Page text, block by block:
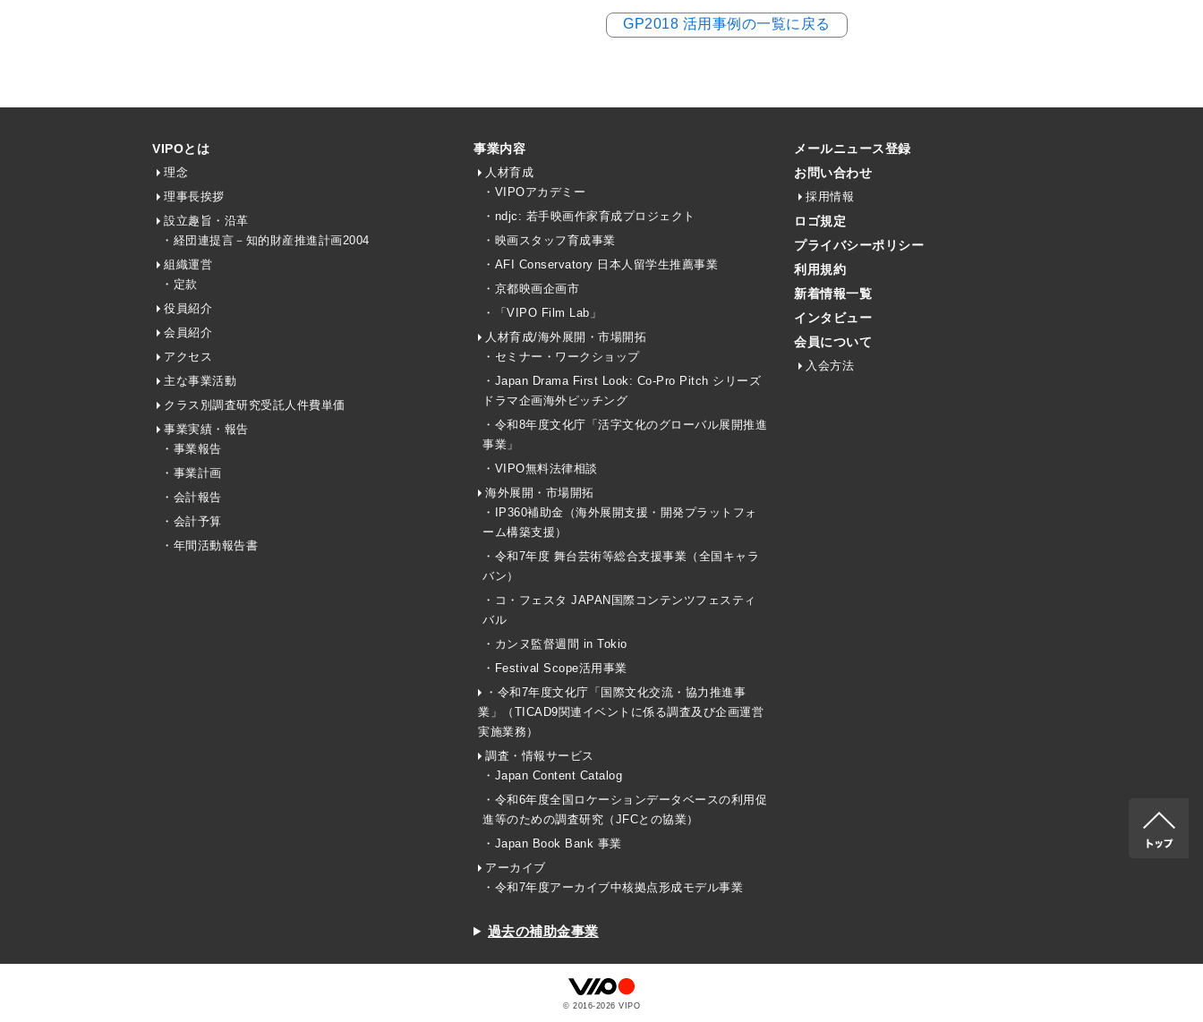
GP2018 活用事例の一覧に戻る
VIPOとは
理念
理事長挨拶
設立趣旨・沿革
・経団連提言－知的財産推進計画2004
組織運営
・定款
役員紹介
会員紹介
アクセス
主な事業活動
クラス別調査研究受託人件費単価
事業実績・報告
・事業報告
・事業計画
・会計報告
・会計予算
・年間活動報告書
事業内容
人材育成
・VIPOアカデミー
・ndjc: 若手映画作家育成プロジェクト
・映画スタッフ育成事業
・AFI Conservatory 日本人留学生推薦事業
・京都映画企画市
・「VIPO Film Lab」
人材育成/海外展開・市場開拓
・セミナー・ワークショップ
・Japan Drama First Look: Co-Pro Pitch シリーズ
ドラマ企画海外ピッチング
・令和8年度文化庁「活字文化のグローバル展開推進
事業」
・VIPO無料法律相談
海外展開・市場開拓
・IP360補助金（海外展開支援・開発プラットフォ
ーム構築支援）
・令和7年度 舞台芸術等総合支援事業（全国キャラ
バン）
・コ・フェスタ JAPAN国際コンテンツフェスティ
バル
・カンヌ監督週間 in Tokio
・Festival Scope活用事業
・令和7年度文化庁「国際文化交流・協力推進事
業」（TICAD9関連イベントに係る調査及び企画運営
実施業務）
調査・情報サービス
・Japan Content Catalog
・令和6年度全国ロケーションデータベースの利用促
進等のための調査研究（JFCとの協業）
・Japan Book Bank 事業
アーカイブ
・令和7年度アーカイブ中核拠点形成モデル事業
過去の補助金事業
メールニュース登録
お問い合わせ
採用情報
ロゴ規定
プライバシーポリシー
利用規約
新着情報一覧
インタビュー
会員について
入会方法
© 2016-2026 VIPO